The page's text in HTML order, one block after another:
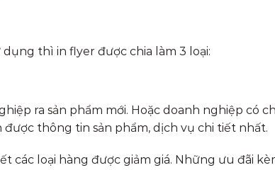
thì in flyer được chia làm 3 loại:
ra sản phẩm mới. Hoặc doanh nghiệp có
thông tin sản phẩm, dịch vụ chi tiết nhất.
các loại hàng được giảm giá. Những ưu đãi